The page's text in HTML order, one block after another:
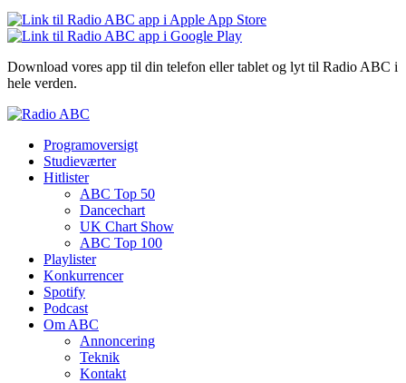
Download vores app til din telefon eller tablet og lyt til Radio ABC i
hele verden.
Programoversigt
Studieværter
Hitlister
ABC Top 50
Dancechart
UK Chart Show
ABC Top 100
Playlister
Konkurrencer
Spotify
Podcast
Om ABC
Annoncering
Teknik
Kontakt